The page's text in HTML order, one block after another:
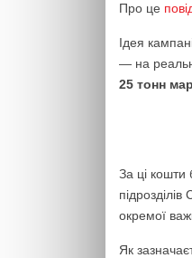
Про це
Ідея
— на
25 тонн
За ці кошти
окремої
Як